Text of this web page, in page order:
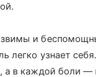
и
легко узнает
а в каждой боли